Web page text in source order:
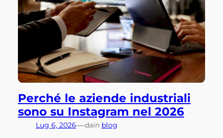
Perché le aziende industriali
sono su Instagram nel 2026
Lug 6, 2026—dain blog